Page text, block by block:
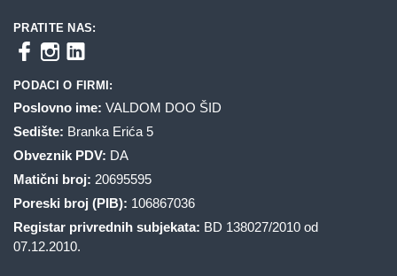
PRATITE NAS:
PODACI O FIRMI:
Poslovno ime: VALDOM DOO ŠID
Sedište: Branka Erića 5
Obveznik PDV: DA
Matični broj: 20695595
Poreski broj (PIB): 106867036
Registar privrednih subjekata: BD 138027/2010 od
07.12.2010.